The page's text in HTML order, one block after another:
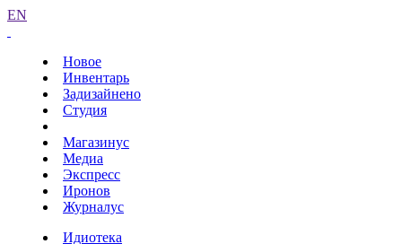
EN
Новое
Инвентарь
Задизайнено
Студия
Магазинус
Медиа
Экспресс
Иронов
Журналус
Идиотека